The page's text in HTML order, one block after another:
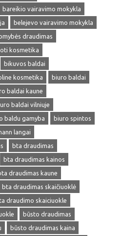
bareikio vairavimo mokykla
belejevo vairavimo mokykla
draudimas
kosmetika
bikuvos baldai
kosmetika
biuro baldai
baldai kaune
baldai vilniuje
baldu gamyba
biuro spintos
langai
bta draudimas
bta draudimas kainos
draudimas kaune
bta draudimas skaičiuoklė
draudimo skaiciuokle
būsto draudimas
būsto draudimas kaina